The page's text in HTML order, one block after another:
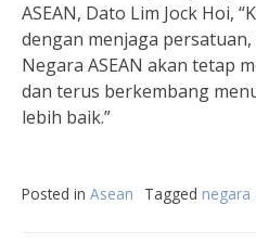
ASEAN, Dato Lim Jock Hoi,
dengan menjaga
Negara ASEAN akan tetap
dan terus berkembang
lebih baik.”
Posted in Asean Tagged negara